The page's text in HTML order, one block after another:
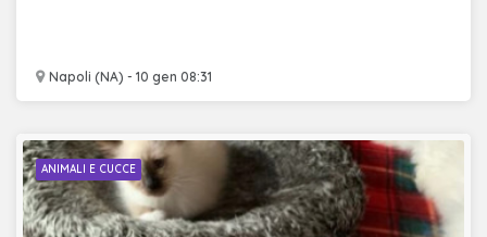
Napoli (NA) - 10 gen 08:31
ANIMALI E CUCCE